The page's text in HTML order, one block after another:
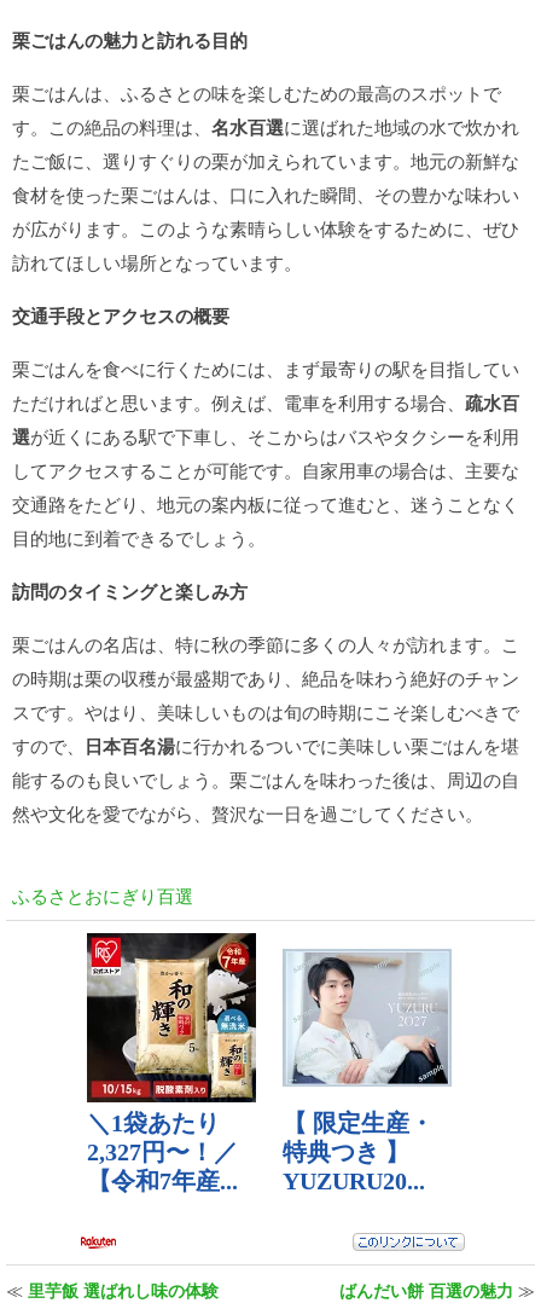
栗ごはんの魅力と訪れる目的
栗ごはんは、ふるさとの味を楽しむための最高のスポットで
す。この絶品の料理は、 名水百選に選ばれた地域の水で炊かれ
たご飯に、選りすぐりの栗が加えられています。地元の新鮮な
食材を使った栗ごはんは、口に入れた瞬間、その豊かな味わい
が広がります。このような素晴らしい体験をするために、ぜひ
訪れてほしい場所となっています。
交通手段とアクセスの概要
栗ごはんを食べに行くためには、まず最寄りの駅を目指してい
ただければと思います。例えば、電車を利用する場合、 疏水百
選が近くにある駅で下車し、そこからはバスやタクシーを利用
してアクセスすることが可能です。自家用車の場合は、主要な
交通路をたどり、地元の案内板に従って進むと、迷うことなく
目的地に到着できるでしょう。
訪問のタイミングと楽しみ方
栗ごはんの名店は、特に秋の季節に多くの人々が訪れます。こ
の時期は栗の収穫が最盛期であり、絶品を味わう絶好のチャン
スです。やはり、美味しいものは旬の時期にこそ楽しむべきで
すので、 日本百名湯に行かれるついでに美味しい栗ごはんを堪
能するのも良いでしょう。栗ごはんを味わった後は、周辺の自
然や文化を愛でながら、贅沢な一日を過ごしてください。
ふるさとおにぎり百選
≪ 里芋飯 選ばれし味の体験 ばんだい餅 百選の魅力 ≫